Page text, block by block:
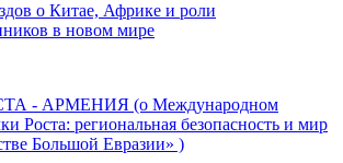
о Китае, Африке и роли
в новом мире
- АРМЕНИЯ (о Международном
Роста: региональная безопасность и мир
Большой Евразии» )